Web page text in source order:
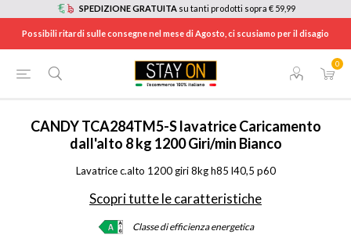
SPEDIZIONE GRATUITA su tanti prodotti sopra € 59,99
Possibili ritardi sulle consegne nel mese di Agosto, ci scusiamo per il disagio
0
HOME ELETTRODOMESTICI / GRANDI ELETTRODOMESTICI
CANDY TCA284TM5-S lavatrice Caricamento
dall'alto 8 kg 1200 Giri/min Bianco
Lavatrice c.alto 1200 giri 8kg h85 l40,5 p60
Scopri tutte le caratteristiche
Classe di efficienza energetica